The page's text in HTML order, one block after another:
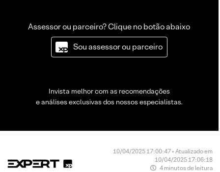
Assessor ou parceiro? Clique no botão abaixo
Sou assessor ou parceiro
Invista melhor com as recomendações
e análises exclusivas dos nossos especialistas.
10/04/2025 17:00:47 • Atualizado em
10/04/2025 17:06:18
4 minutos de leitura